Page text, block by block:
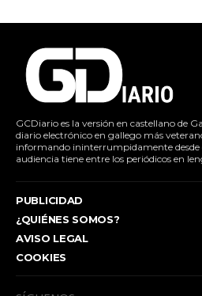
GCDiario es la versión en castellano de
diario electrónico en gallego más
informando ininterrumpidamente desde
audiencia tiene entre los periódicos en
PUBLICIDAD
¿QUIÉNES SOMOS?
AVISO LEGAL
COOKIES